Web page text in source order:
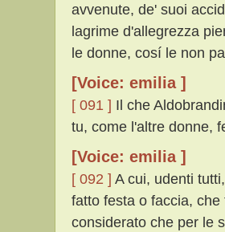
avvenute, de' suoi
lagrime d'allegrezza
le donne, cosí le non
[Voice: emilia ]
[ 091 ] Il che
tu, come l'altre donne,
[Voice: emilia ]
[ 092 ] A cui, udenti
fatto festa o faccia,
considerato che per le